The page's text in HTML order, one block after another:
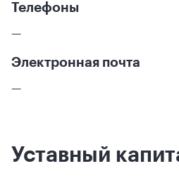
Телефоны
—
Электронная почта
—
Уставный